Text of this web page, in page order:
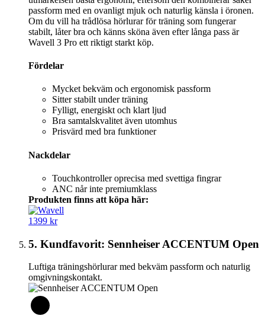
passform med en ovanligt mjuk och naturlig känsla i öronen.
Om du vill ha trådlösa hörlurar för träning som fungerar
stabilt, låter bra och känns sköna även efter långa pass är
Wavell 3 Pro ett riktigt starkt köp.
Fördelar
Mycket bekväm och ergonomisk passform
Sitter stabilt under träning
Fylligt, energiskt och klart ljud
Bra samtalskvalitet även utomhus
Prisvärd med bra funktioner
Nackdelar
Touchkontroller oprecisa med svettiga fingrar
ANC når inte premiumklass
Produkten finns att köpa här:
1399 kr
5. Kundfavorit: Sennheiser ACCENTUM Open
Luftiga träningshörlurar med bekväm passform och naturlig
omgivningskontakt.